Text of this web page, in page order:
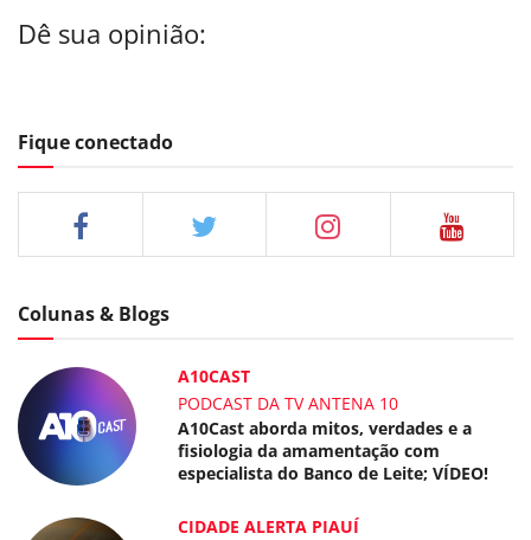
Dê sua opinião:
Fique conectado
Colunas & Blogs
A10CAST
PODCAST DA TV ANTENA 10
A10Cast aborda mitos, verdades e a
fisiologia da amamentação com
especialista do Banco de Leite; VÍDEO!
CIDADE ALERTA PIAUÍ